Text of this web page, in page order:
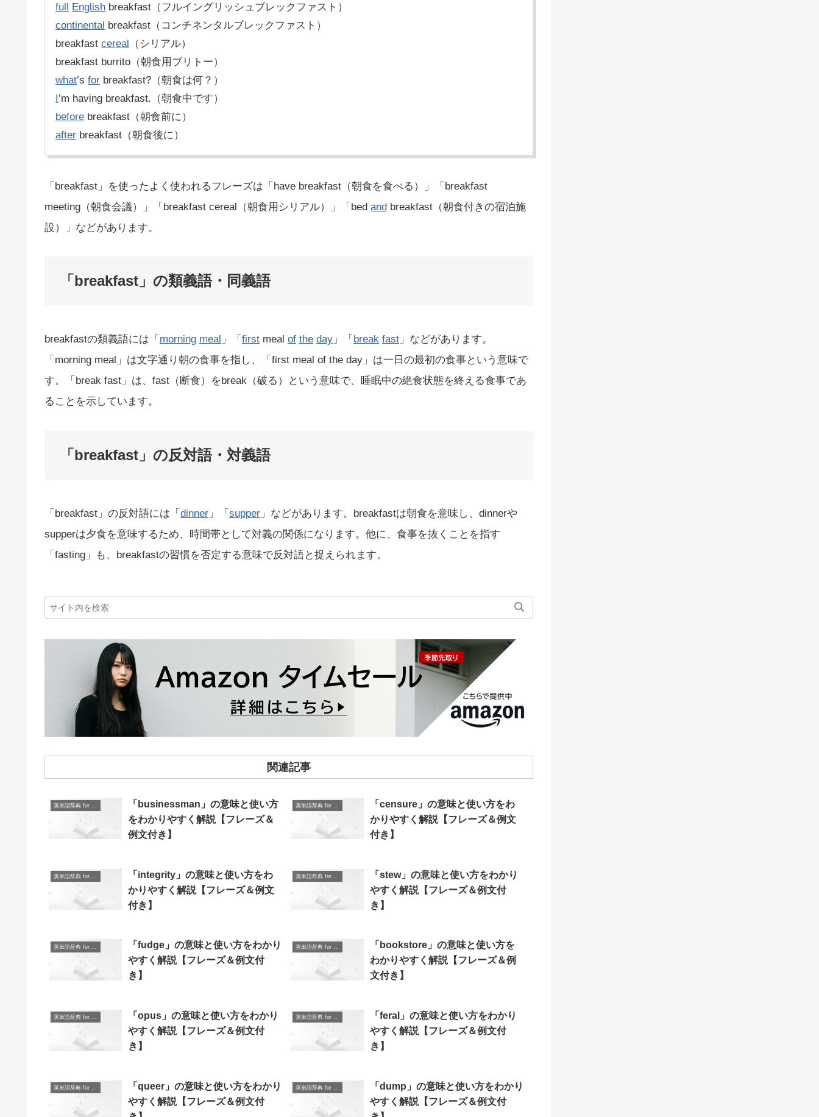
full English breakfast（フルイングリッシュブレックファスト）
continental breakfast（コンチネンタルブレックファスト）
breakfast cereal （シリアル）
breakfast burrito（朝食用ブリトー）
what’s for breakfast?（朝食は何？）
I’m having breakfast.（朝食中です）
before breakfast（朝食前に）
after breakfast（朝食後に）
「breakfast」を使ったよく使われるフレーズは「have breakfast（朝食を食べる）」「breakfast
meeting（朝食会議）」「breakfast cereal（朝食用シリアル）」「bed and breakfast（朝食付きの宿泊施
設）」などがあります。
「breakfast」の類義語・同義語
breakfastの類義語には「 morning meal 」「 first meal of the day 」「 break fast 」などがあります。
「morning meal」は文字通り朝の食事を指し、「first meal of the day」は一日の最初の食事という意味で
す。「break fast」は、fast（断食）をbreak（破る）という意味で、睡眠中の絶食状態を終える食事であ
ることを示しています。
「breakfast」の反対語・対義語
「breakfast」の反対語には「 dinner 」「 supper 」などがあります。breakfastは朝食を意味し、dinnerや
supperは夕食を意味するため、時間帯として対義の関係になります。他に、食事を抜くことを指す
「fasting」も、breakfastの習慣を否定する意味で反対語と捉えられます。
関連記事
「businessman」の意味と使い方
をわかりやすく解説【フレーズ＆
例文付き】
「censure」の意味と使い方をわ
かりやすく解説【フレーズ＆例文
付き】
「integrity」の意味と使い方をわ
かりやすく解説【フレーズ＆例文
付き】
「stew」の意味と使い方をわかり
やすく解説【フレーズ＆例文付
き】
「fudge」の意味と使い方をわかり
やすく解説【フレーズ＆例文付
き】
「bookstore」の意味と使い方を
わかりやすく解説【フレーズ＆例
文付き】
英単語辞典 for Beginners
「opus」の意味と使い方をわかり
やすく解説【フレーズ＆例文付
き】
英単語辞典 for Beginners
「feral」の意味と使い方をわかり
やすく解説【フレーズ＆例文付
き】
英単語辞典 for Beginners
「queer」の意味と使い方をわかり
やすく解説【フレーズ＆例文付
英単語辞典 for Beginners
「dump」の意味と使い方をわかり
やすく解説【フレーズ＆例文付